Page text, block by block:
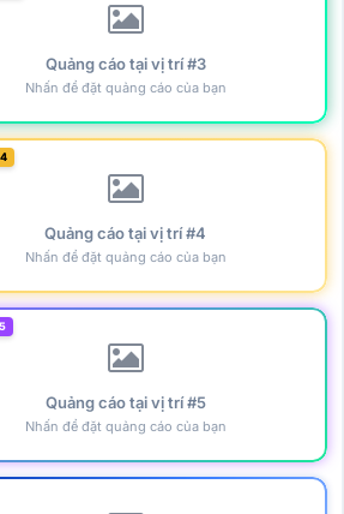
Quảng cáo tại vị trí #3
Nhấn để đặt quảng cáo của bạn
Quảng cáo tại vị trí #4
Nhấn để đặt quảng cáo của bạn
Quảng cáo tại vị trí #5
Nhấn để đặt quảng cáo của bạn